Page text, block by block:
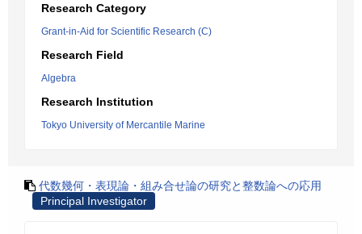
Research Category
Grant-in-Aid for Scientific Research (C)
Research Field
Algebra
Research Institution
Tokyo University of Mercantile Marine
代数幾何・表現論・組み合せ論の研究と整数論への応用
Principal Investigator